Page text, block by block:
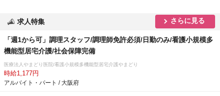
求人特集 さらに見る
「週1から可」調理スタッフ/調理師免許必須/日勤のみ/看護小規模多
機能型居宅介護/社会保障完備
医療法人やまどり医院/看護小規模多機能型居宅介護やまどり
時給1,177円
アルバイト・パート / 大阪府